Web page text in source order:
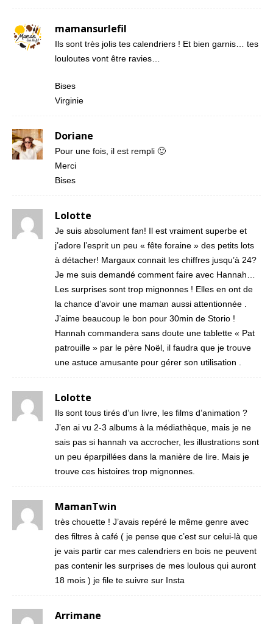
mamansurlefil
Ils sont très jolis tes calendriers ! Et bien garnis… tes
louloutes vont être ravies…
Bises
Virginie
Doriane
Pour une fois, il est rempli 🙂
Merci
Bises
Lolotte
Je suis absolument fan! Il est vraiment superbe et
j’adore l’esprit un peu « fête foraine » des petits lots
à détacher! Margaux connait les chiffres jusqu’à 24?
Je me suis demandé comment faire avec Hannah…
Les surprises sont trop mignonnes ! Elles en ont de
la chance d’avoir une maman aussi attentionnée .
J’aime beaucoup le bon pour 30min de Storio !
Hannah commandera sans doute une tablette « Pat
patrouille » par le père Noël, il faudra que je trouve
une astuce amusante pour gérer son utilisation .
Lolotte
Ils sont tous tirés d’un livre, les films d’animation ?
J’en ai vu 2-3 albums à la médiathèque, mais je ne
sais pas si hannah va accrocher, les illustrations sont
un peu éparpillées dans la manière de lire. Mais je
trouve ces histoires trop mignonnes.
MamanTwin
très chouette ! J’avais repéré le même genre avec
des filtres à café ( je pense que c’est sur celui-là que
je vais partir car mes calendriers en bois ne peuvent
pas contenir les surprises de mes loulous qui auront
18 mois ) je file te suivre sur Insta
Arrimane